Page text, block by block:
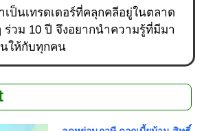
ป็นเทรดเดอร์ที่คลุกคลีอยู่ในตลาด
ร่วม 10 ปี จึงอยากนำความรู้ที่มีมา
ให้กับทุกคน